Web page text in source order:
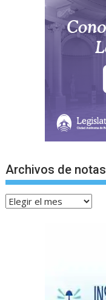
Archivos de notas
Archivos